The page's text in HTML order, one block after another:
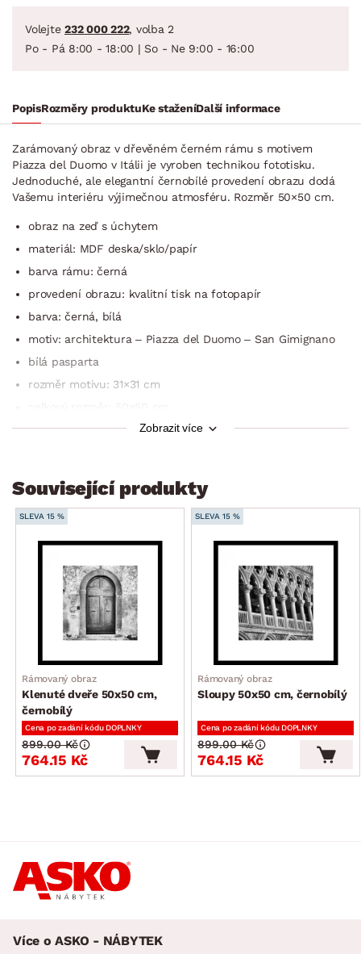
Volejte 232 000 222, volba 2
Po - Pá 8:00 - 18:00 | So - Ne 9:00 - 16:00
PopisRozměry produktuKe staženíDalší informace
Zarámovaný obraz v dřevěném černém rámu s motivem
Piazza del Duomo v Itálii je vyroben technikou fototisku.
Jednoduché, ale elegantní černobílé provedení obrazu dodá
Vašemu interiéru výjimečnou atmosféru. Rozměr 50×50 cm.
obraz na zeď s úchytem
materiál: MDF deska/sklo/papír
barva rámu: černá
provedení obrazu: kvalitní tisk na fotopapír
barva: černá, bílá
motiv: architektura – Piazza del Duomo – San Gimignano
bílá pasparta
rozměr motivu: 31×31 cm
způsob umístění: zadní zavěšení na zeď
Zobrazit více
Související produkty
SLEVA 15 %
Rámovaný obraz
Klenuté dveře 50x50 cm,
černobílý
Cena po zadání kódu DOPLNKY
764.15 Kč
899.00 Kč
SLEVA 15 %
Rámovaný obraz
Sloupy 50x50 cm, černobílý
Cena po zadání kódu DOPLNKY
764.15 Kč
899.00 Kč
Více o ASKO - NÁBYTEK